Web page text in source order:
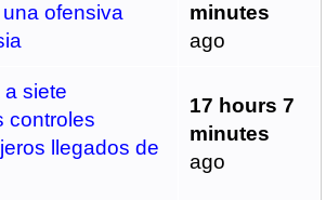
ofensiva
minutes
ago
siete
controles
llegados de
17 hours 7
minutes
ago